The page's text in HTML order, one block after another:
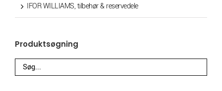
IFOR WILLIAMS, tilbehør & reservedele
Produktsøgning